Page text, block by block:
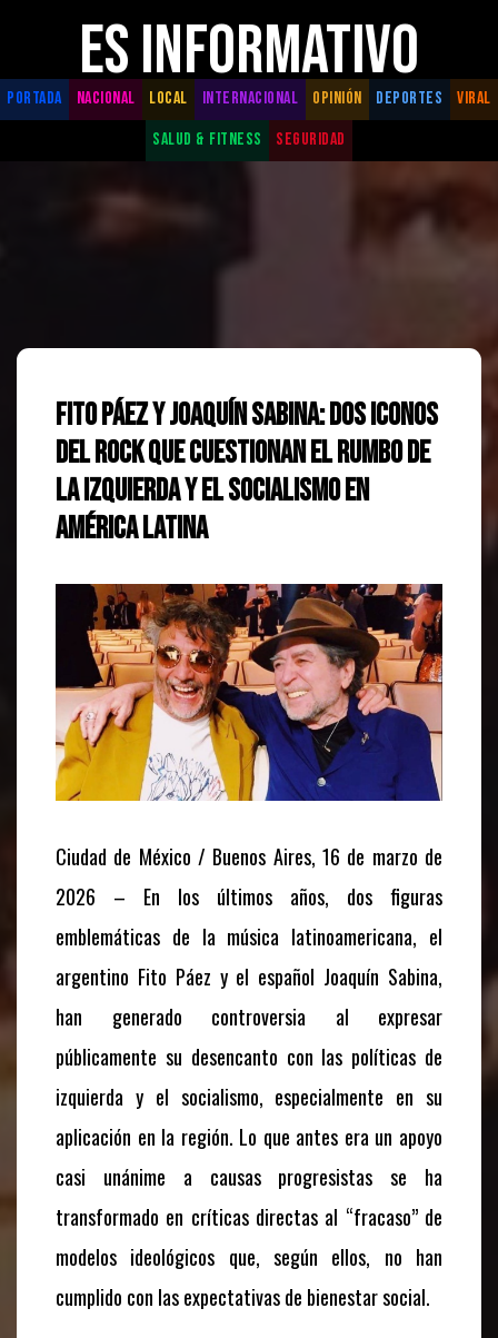
ES INFORMATIVO
PORTADA NACIONAL LOCAL INTERNACIONAL OPINIÓN DEPORTES
VIRAL
SALUD & FITNESS
SEGURIDAD
Fito Páez y Joaquín Sabina: Dos iconos
del rock que cuestionan el rumbo de
la izquierda y el socialismo en
América Latina
Ciudad de México / Buenos Aires, 16 de marzo de
2026 – En los últimos años, dos figuras
emblemáticas de la música latinoamericana, el
argentino Fito Páez y el español Joaquín Sabina,
han generado controversia al expresar
públicamente su desencanto con las políticas de
izquierda y el socialismo, especialmente en su
aplicación en la región. Lo que antes era un apoyo
casi unánime a causas progresistas se ha
transformado en críticas directas al “fracaso” de
modelos ideológicos que, según ellos, no han
cumplido con las expectativas de bienestar social.